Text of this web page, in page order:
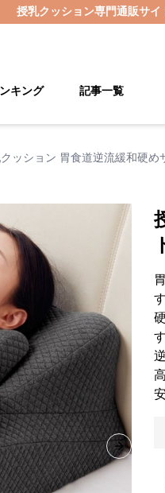
授乳クッション専門通販サイ
キング 記事一覧
ッション 胃食道逆流緩和硬め
Next slide